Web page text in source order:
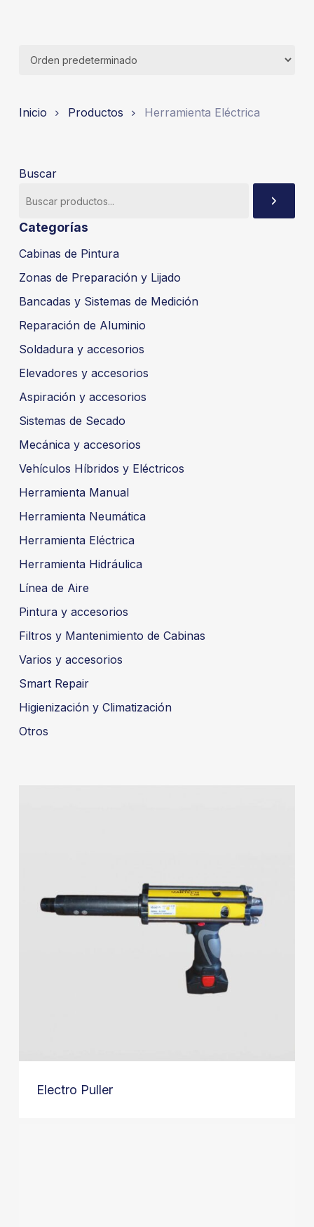
Inicio Productos Herramienta Eléctrica
Buscar
Categorías
Cabinas de Pintura
Zonas de Preparación y Lijado
Bancadas y Sistemas de Medición
Reparación de Aluminio
Soldadura y accesorios
Elevadores y accesorios
Aspiración y accesorios
Sistemas de Secado
Mecánica y accesorios
Vehículos Híbridos y Eléctricos
Herramienta Manual
Herramienta Neumática
Herramienta Eléctrica
Herramienta Hidráulica
Línea de Aire
Pintura y accesorios
Filtros y Mantenimiento de Cabinas
Varios y accesorios
Smart Repair
Higienización y Climatización
Otros
Electro Puller